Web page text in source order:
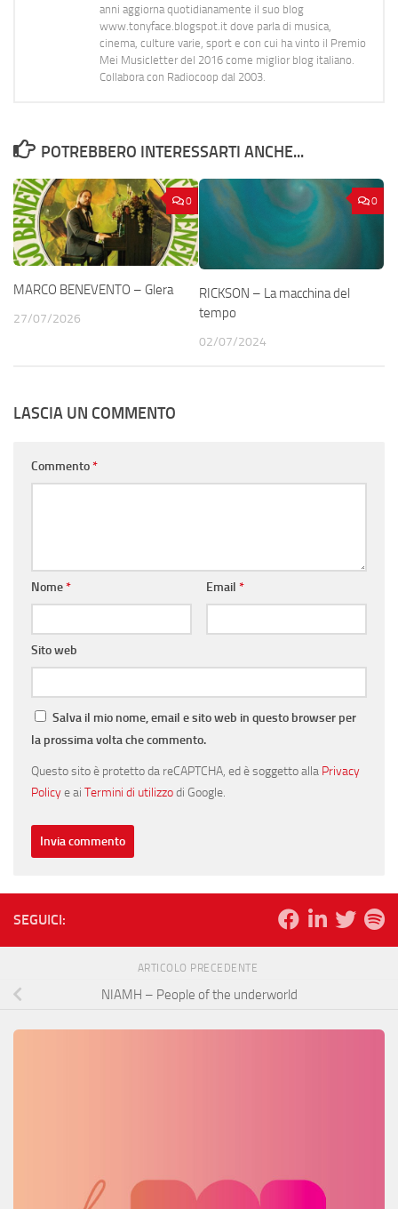
anni aggiorna quotidianamente il suo blog
www.tonyface.blogspot.it dove parla di musica,
cinema, culture varie, sport e con cui ha vinto il Premio
Mei Musicletter del 2016 come miglior blog italiano.
Collabora con Radiocoop dal 2003.
POTREBBERO INTERESSARTI ANCHE...
0
MARCO BENEVENTO – Glera
27/07/2026
0
RICKSON – La macchina del
tempo
02/07/2024
LASCIA UN COMMENTO
Commento*
Nome* Email *
Sito web
Salva il mio nome, email e sito web in questo browser per
la prossima volta che commento.
Questo sito è protetto da reCAPTCHA, ed è soggetto alla Privacy
Policye ai Termini di utilizzodi Google.
SEGUICI:
ARTICOLO PRECEDENTE
NIAMH – People of the underworld